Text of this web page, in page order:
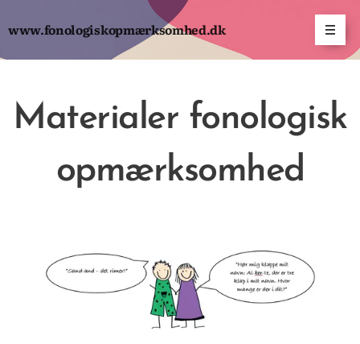
www.fonologiskopmærksomhed.dk
Materialer fonologisk
opmærksomhed